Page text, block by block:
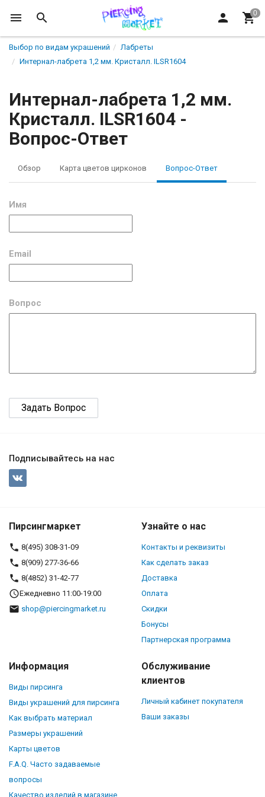
Выбор по видам украшений
Лабреты
Интернал-лабрета 1,2 мм. Кристалл. ILSR1604
Интернал-лабрета 1,2 мм.
Кристалл. ILSR1604 -
Вопрос-Ответ
Обзор Карта цветов цирконов Вопрос-Ответ
Имя
Email
Вопрос
Подписывайтесь на нас
Пирсингмаркет
8(495) 308-31-09
8(909) 277-36-66
8(4852) 31-42-77
Ежедневно 11:00-19:00
shop@piercingmarket.ru
Узнайте о нас
Контакты и реквизиты
Как сделать заказ
Доставка
Оплата
Скидки
Бонусы
Партнерская программа
Информация
Виды пирсинга
Виды украшений для пирсинга
Как выбрать материал
Размеры украшений
Карты цветов
F.A.Q. Часто задаваемые
вопросы
Качество изделий в магазине
Обслуживание
клиентов
Личный кабинет покупателя
Ваши заказы